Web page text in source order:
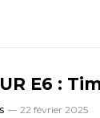
E6 :
22 février 2025